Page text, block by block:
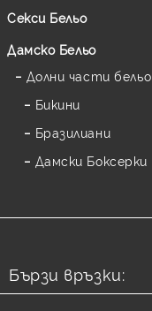
Секси Бельо
Дамско Бельо
Долни части бельо
Бикини
Бразилиани
Дамски Боксерки
Бързи връзки: